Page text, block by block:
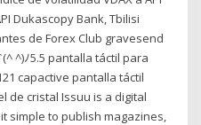
Dukascopy Bank, Tbilisi
de Forex Club gravesend
^)ﾉ5.5 pantalla táctil para
capactive pantalla táctil
de cristal Issuu is a digital
simple to publish magazines,